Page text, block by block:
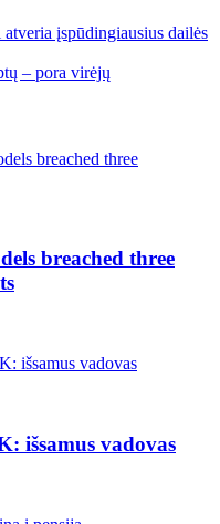
įspūdingiausius dailės
– pora virėjų
breached three
išsamus vadovas